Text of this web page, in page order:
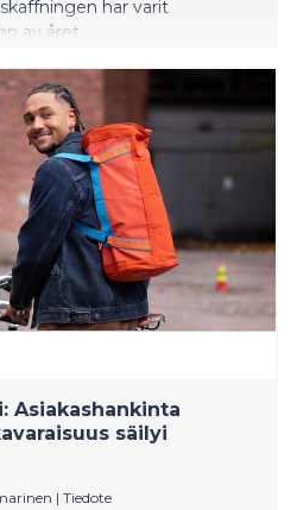
har varit
av året.
Asiakashankinta
säilyi
| Tiedote